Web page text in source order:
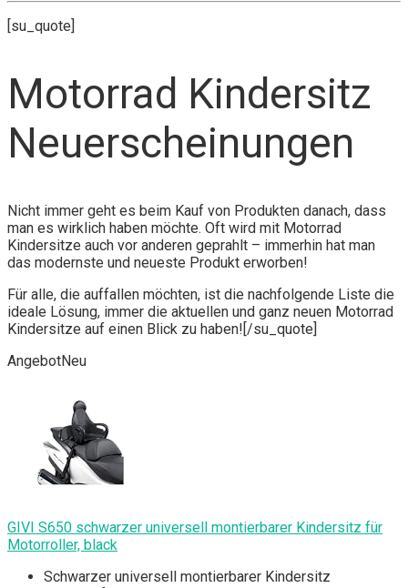
[su_quote]
Motorrad Kindersitz
Neuerscheinungen
Nicht immer geht es beim Kauf von Produkten danach, dass
man es wirklich haben möchte. Oft wird mit Motorrad
Kindersitze auch vor anderen geprahlt – immerhin hat man
das modernste und neueste Produkt erworben!
Für alle, die auffallen möchten, ist die nachfolgende Liste die
ideale Lösung, immer die aktuellen und ganz neuen Motorrad
Kindersitze auf einen Blick zu haben![/su_quote]
AngebotNeu
GIVI S650 schwarzer universell montierbarer Kindersitz für
Motorroller, black
Schwarzer universell montierbarer Kindersitz